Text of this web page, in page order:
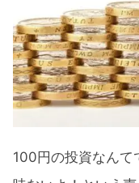
30年後
意味はあ
毎日1,000円
みたてNISA
レーショ
100円の投資なんて